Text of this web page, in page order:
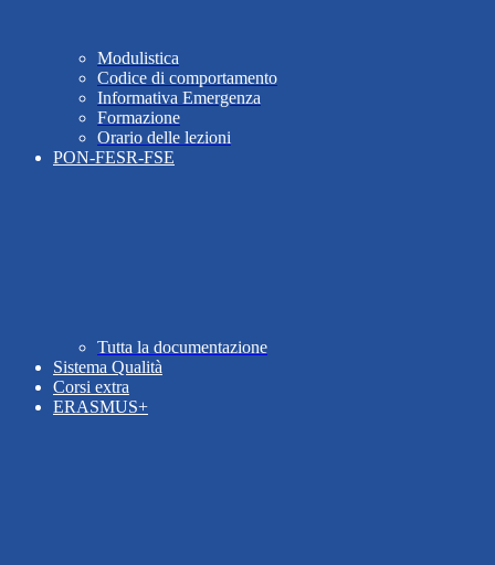
Modulistica
Codice di comportamento
Informativa Emergenza
Formazione
Orario delle lezioni
PON-FESR-FSE
Tutta la documentazione
Sistema Qualità
Corsi extra
ERASMUS+